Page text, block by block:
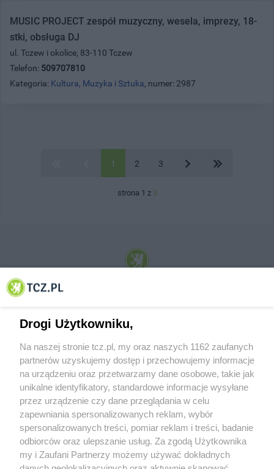
MUSIC PROJECT zespół muzyczny, wesela, imprezy, 18-
stki, obsługa DJ
ul. Tczew i okolice, 83-110 Tczew
Telefon: 509707810
Kategoria: Kultura, Muzyka i Sztuka, numer: 2987
1 2 3
strona 1 z 3
© 2001-2026 Tczew - TCZ.PL Sp. z o.o. Internetowy Serwis Informacyjny Miasta
O FIRMIE POLITYKA PRYWATNOŚCI HOSTING
REKLAMA WSPÓŁPRACA RSS FACEBOOK KONTAKT
Nasze serwisy
Drogi Użytkowniku,
Na naszej stronie tcz.pl, my oraz naszych 1162 zaufanych
partnerów uzyskujemy dostęp i przechowujemy informacje
na urządzeniu oraz przetwarzamy dane osobowe, takie jak
unikalne identyfikatory, standardowe informacje wysyłane
przez urządzenie czy dane przeglądania w celu
zapewniania spersonalizowanych reklam, wybór
spersonalizowanych treści, pomiar reklam i treści, badanie
odbiorców oraz ulepszanie usług. Za zgodą Użytkownika
my i Zaufani Partnerzy możemy używać dokładnych